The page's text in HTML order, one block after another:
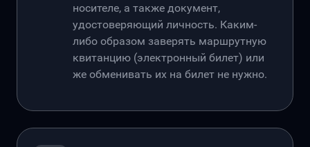
носителе, а также документ,
удостоверяющий личность. Каким-
либо образом заверять маршрутную
квитанцию (электронный билет) или
же обменивать их на билет не нужно.